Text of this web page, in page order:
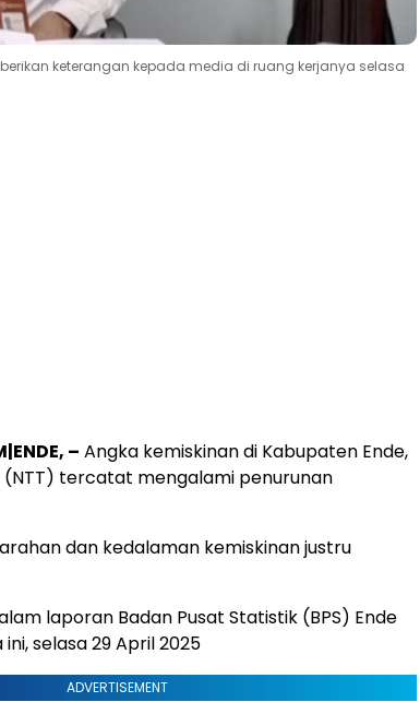
keterangan kepada media di ruang kerjanya selasa
– Angka kemiskinan di Kabupaten Ende,
(NTT) tercatat mengalami penurunan
dan kedalaman kemiskinan justru
laporan Badan Pusat Statistik (BPS) Ende
selasa 29 April 2025
ADVERTISEMENT